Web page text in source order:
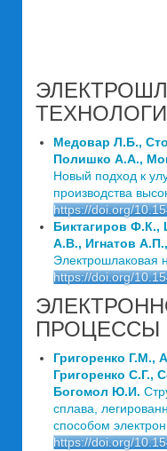
Медовар Л.Б.,
Полишко А.А.,
Новый подход к
производства
https://doi.org/
Биктагиров Ф.К.,
А.В., Игнатов
Электрошлаковая
https://doi.org/
ПРОЦЕССЫ
Григоренко Г.М.,
Григоренко С.Г.,
Богомол Ю.И.
сплава,
способом
https://doi.org/